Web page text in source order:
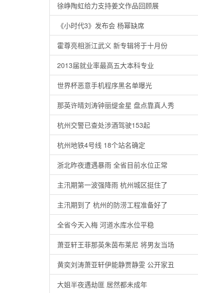
徐峥陶虹给力支持姜文作品回顾展
《小时代3》发布会 杨幂缺席
霍尊亮相浙江武义 新专辑将于十月份
2013届就业率最高五大本科专业
世界杯恶意手机程序黑名单曝光
那英许晴刘涛钟丽缇金星 盘点靠真人秀
杭州交警已查处涉酒驾驶153起
杭州地铁4号线 18个站名确定
浙北昨夜遭遇暴雨 全省目前水位正常
主汛期第一波强降雨 杭州城区挺住了
主汛期到了 杭州的防涝工程准备好了
全省今天入梅 河道水库水位平稳
萧亚轩王菲那英朱茵布莱尼 将男友当场
黄奕刘涛萧亚轩伊能静贾静雯 公开家丑
大姐半夜遇劫匪 居然都未成年